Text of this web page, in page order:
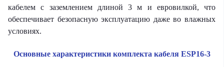
кабелем с заземлением длиной 3 м и евровилкой, что
обеспечивает безопасную эксплуатацию даже во влажных
условиях.
Основные характеристики комплекта кабеля ESP16-3